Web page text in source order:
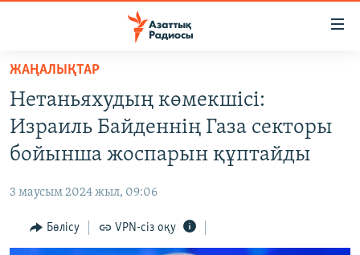
Skip
main
content
Skip
main
Navigation
to
AZATTYQTV
АДАМ ҚҰҚЫҚТАРЫ
ӘЛЕУМЕТ
ЖАҢАЛЫҚТАР
Нетаньяхудың көмекшісі:
Израиль Байденнің Газа секторы
бойынша жоспарын құптайды
3 маусым 2024 жыл, 09:06
Бөлісу VPN-сіз оқу